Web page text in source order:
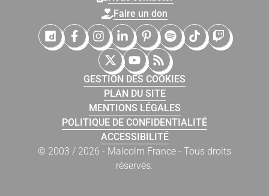
Faire un don
Malcolm France sur Dailymotion
Malcolm France sur Facebook
Malcolm France sur Instagram
Malcolm France sur LinkedIn
Malcolm France sur
Malcolm France sur
MalcolmMalcolm
Malcolm France sur X (Twitter)
Malcolm France sur
Malcolm France sur
GESTION DES COOKIES
PLAN DU SITE
MENTIONS LÉGALES
POLITIQUE DE CONFIDENTIALITÉ
ACCESSIBILITÉ
© 2003 / 2026 - Malcolm France - Tous droits
réservés.